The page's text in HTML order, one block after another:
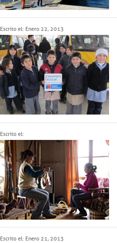
Escrito el: Enero 22, 2013
Escrito el:
Escrito el: Enero 21, 2013